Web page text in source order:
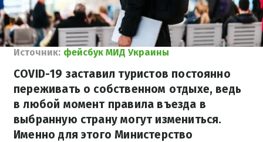
Источник: фейсбук МИД Украины
COVID-19 заставил туристов постоянно
переживать о собственном отдыхе, ведь
в любой момент правила въезда в
выбранную страну могут измениться.
Именно для этого Министерство